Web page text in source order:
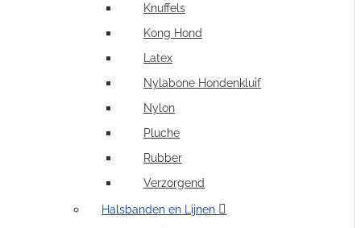
Knuffels
Kong Hond
Latex
Nylabone Hondenkluif
Nylon
Pluche
Rubber
Verzorgend
Halsbanden en Lijnen